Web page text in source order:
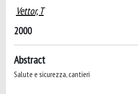
Vettor, T
2000
Abstract
Salute e sicurezza, cantieri